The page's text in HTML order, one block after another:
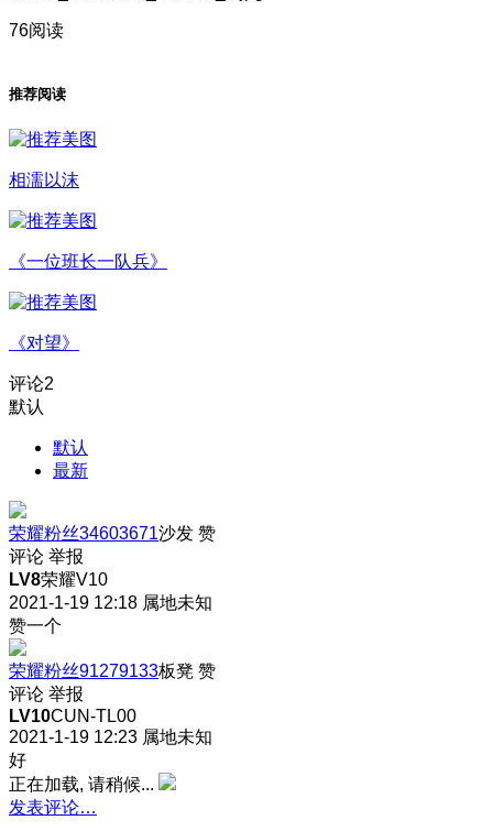
76阅读
推荐阅读
相濡以沫
《一位班长一队兵》
《对望》
评论2
默认
默认
最新
荣耀粉丝34603671沙发 赞
评论 举报
LV8荣耀V10
2021-1-19 12:18 属地未知
赞一个
荣耀粉丝91279133板凳 赞
评论 举报
LV10CUN-TL00
2021-1-19 12:23 属地未知
好
正在加载, 请稍候...
发表评论…